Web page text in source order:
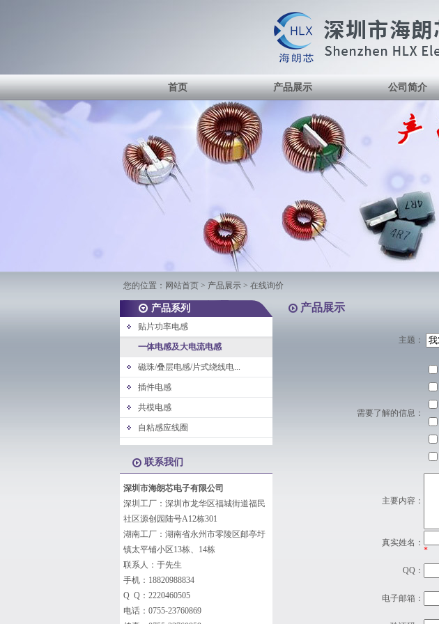
首页 产品展示 公司简介
您的位置： 网站首页 > 产品展示 > 在线询价
产品系列
贴片功率电感
一体电感及大电流电感
磁珠/叠层电感/片式绕线电...
插件电感
共模电感
自粘感应线圈
联系我们
深圳市海朗芯电子有限公司
深圳工厂：深圳市龙华区福城街道福民
社区源创园陆号A12栋301
湖南工厂：湖南省永州市零陵区邮亭圩
镇太平铺小区13栋、14栋
联系人：于先生
手机：18820988834
Q Q：2220460505
电话：0755-23760869
产品展示
主题：
需要了解的信息：
主要内容：
真实姓名：
*
QQ：
电子邮箱：